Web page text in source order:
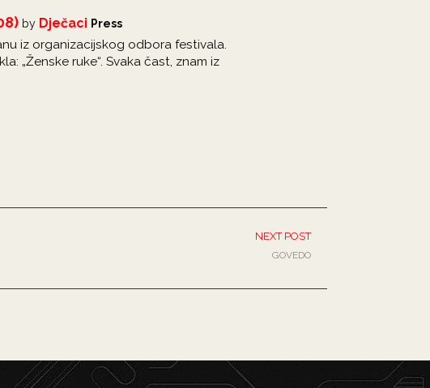
by Dječaci Press
iz organizacijskog odbora festivala.
„Ženske ruke“. Svaka čast, znam iz
NEXT POST
GOVEDO